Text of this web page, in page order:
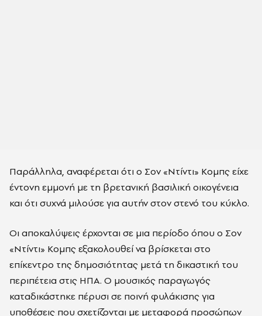
Παράλληλα, αναφέρεται ότι ο Σον «Ντίντι» Κομπςείχε
έντονη εμμονή με τη βρετανική βασιλική οικογένεια
και ότι συχνά μιλούσε για αυτήν στον στενό του κύκλο.
Οι αποκαλύψεις έρχονται σε μια περίοδο όπου ο Σον
«Ντίντι» Κομπςεξακολουθεί να βρίσκεται στο
επίκεντρο της δημοσιότητας μετά τη δικαστική του
περιπέτεια στις ΗΠΑ. Ο μουσικός παραγωγός
καταδικάστηκε πέρυσι σε ποινή φυλάκισης για
υποθέσεις που σχετίζονται με μεταφορά προσώπων